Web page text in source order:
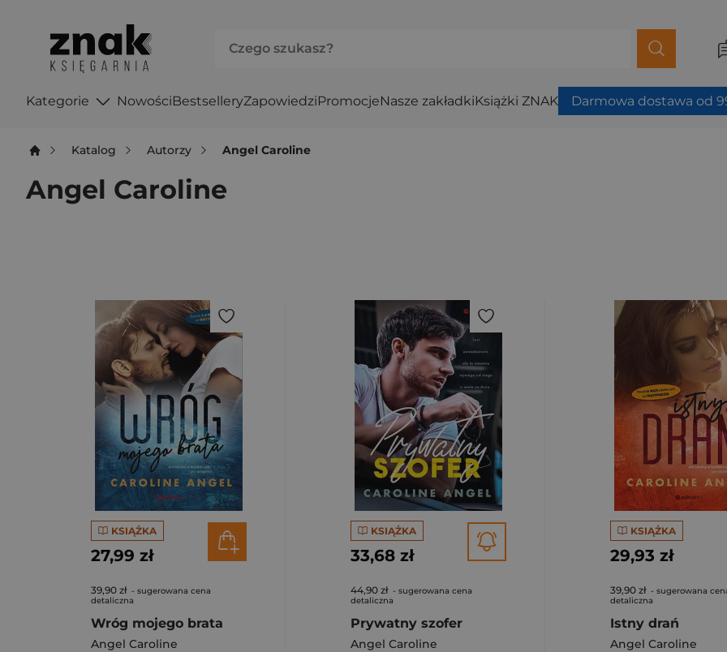
Kategorie NowościBestselleryZapowiedziPromocjeNasze zakładkiKsiążki ZNAK Darmowa dostawa od
Katalog Autorzy Angel Caroline
Angel Caroline
KSIĄŻKA
27,99 zł
39,90 zł - sugerowana cena
detaliczna
Wróg mojego brata
Angel Caroline
KSIĄŻKA
33,68 zł
44,90 zł - sugerowana cena
detaliczna
Prywatny szofer
Angel Caroline
KSIĄŻKA
29,93 zł
39,90 zł - sugerowana
detaliczna
Istny drań
Angel Caroline